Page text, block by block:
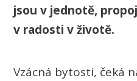
jsou v jednotě,
v radosti v životě.
Vzácná bytosti, čeká